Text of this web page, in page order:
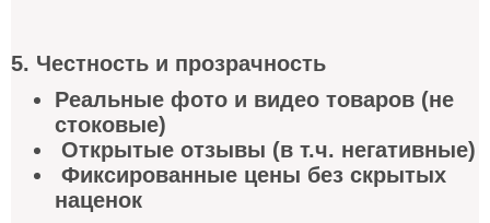
5. Честность и прозрачность
Реальные фото и видео товаров (не
стоковые)
Открытые отзывы (в т.ч. негативные)
Фиксированные цены без скрытых
наценок